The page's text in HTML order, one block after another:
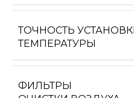
ТОЧНОСТЬ
ТЕМПЕРАТУРЫ
ФИЛЬТРЫ